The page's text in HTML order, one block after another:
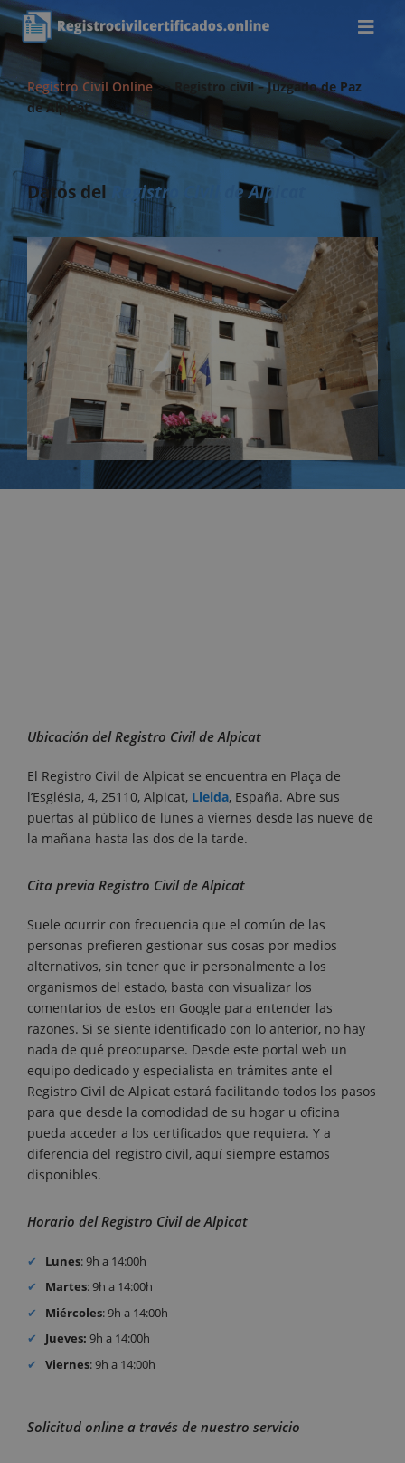
Registro Civil Online>>Registro civil – Juzgado de Paz
de Alpicat
Datos del Registro Civil de Alpicat
Ubicación del Registro Civil de Alpicat
El Registro Civil de Alpicat se encuentra en Plaça de
l’Església, 4, 25110, Alpicat, Lleida, España. Abre sus
puertas al público de lunes a viernes desde las nueve de
la mañana hasta las dos de la tarde.
Cita previa Registro Civil de Alpicat
Suele ocurrir con frecuencia que el común de las
personas prefieren gestionar sus cosas por medios
alternativos, sin tener que ir personalmente a los
organismos del estado, basta con visualizar los
comentarios de estos en Google para entender las
razones. Si se siente identificado con lo anterior, no hay
nada de qué preocuparse. Desde este portal web un
equipo dedicado y especialista en trámites ante el
Registro Civil de Alpicat estará facilitando todos los pasos
para que desde la comodidad de su hogar u oficina
pueda acceder a los certificados que requiera. Y a
diferencia del registro civil, aquí siempre estamos
disponibles.
Horario del Registro Civil de Alpicat
Lunes: 9h a 14:00h
Martes: 9h a 14:00h
Miércoles: 9h a 14:00h
Jueves: 9h a 14:00h
Viernes: 9h a 14:00h
Solicitud online a través de nuestro servicio